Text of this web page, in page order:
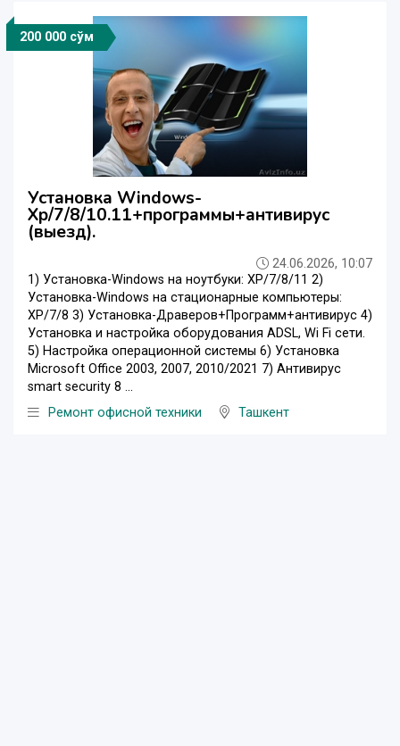
200 000 сўм
Установка Windows-
Xp/7/8/10.11+программы+антивирус
(выезд).
24.06.2026, 10:07
1) Установка-Windows на ноутбуки: XP/7/8/11 2)
Установка-Windows на стационарные компьютеры:
XP/7/8 3) Установка-Драверов+Программ+антивирус 4)
Установка и настройка оборудования ADSL, Wi Fi сети.
5) Настройка операционной системы 6) Установка
Microsoft Office 2003, 2007, 2010/2021 7) Антивирус
smart security 8 ...
Ремонт офисной техники
Ташкент